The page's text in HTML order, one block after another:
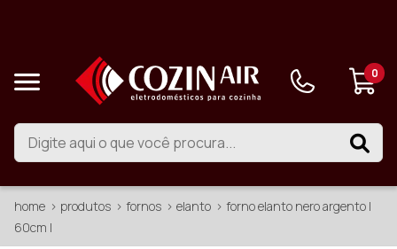
0
home produtos fornos elanto
forno elanto nero argento |
60cm |